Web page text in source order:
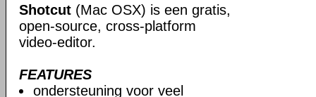
Shotcut (Mac OSX) is een gratis,
open-source, cross-platform
video-editor.
FEATURES
ondersteuning voor veel